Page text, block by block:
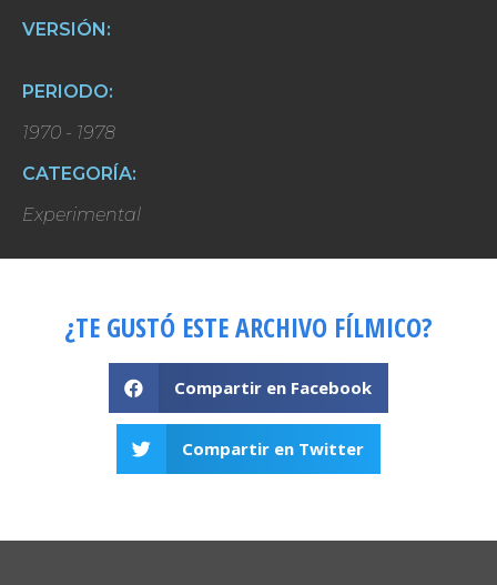
VERSIÓN:
PERIODO:
1970 - 1978
CATEGORÍA:
Experimental
¿TE GUSTÓ ESTE ARCHIVO FÍLMICO?
Compartir en Facebook
Compartir en Twitter